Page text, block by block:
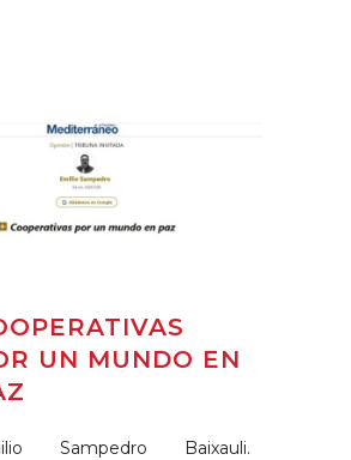
UN MUNDO EN
Sampedro Baixauli.